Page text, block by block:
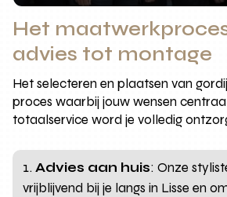
Het
advies tot montage
Het selecteren en plaatsen van
proces waarbij jouw wensen
totaalservice word je volledig
Advies aan huis: Onze
vrijblijvend bij je langs in Lisse en